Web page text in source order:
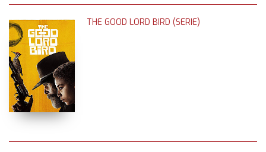
THE GOOD LORD BIRD (SERIE)